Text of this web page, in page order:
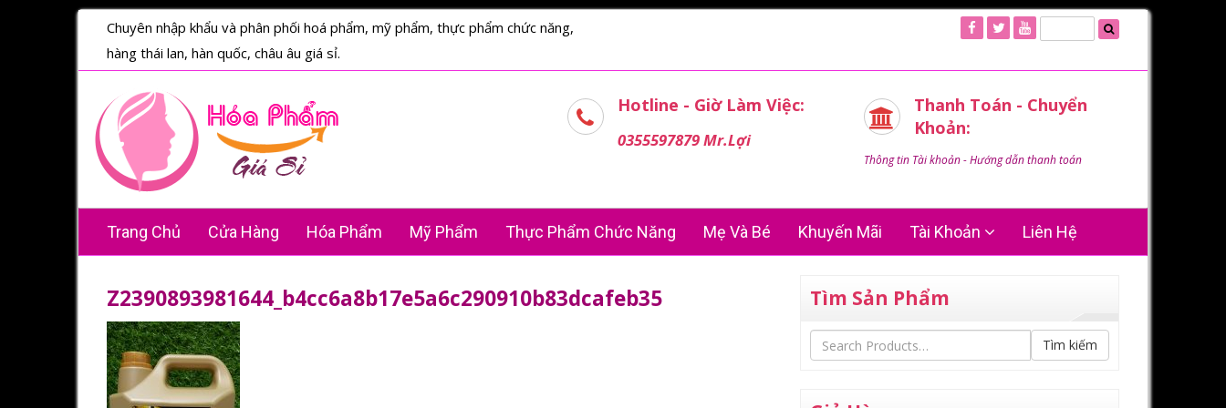
Chuyên nhập khẩu và phân phối hoá phẩm, mỹ phẩm, thực phẩm chức năng,
hàng thái lan, hàn quốc, châu âu giá sỉ.
Hotline - Giờ Làm Việc:
0355597879 Mr.Lợi
Thanh Toán - Chuyển
Khoản:
Thông tin Tài khoản - Hướng dẫn thanh toán
Trang Chủ Cửa Hàng Hóa Phẩm Mỹ Phẩm Thực Phẩm Chức Năng Mẹ Và Bé Khuyến Mãi Tài Khoản Liên Hệ
Z2390893981644_b4cc6a8b17e5a6c290910b83dcafeb35 Tìm Sản Phẩm
Tìm kiếm